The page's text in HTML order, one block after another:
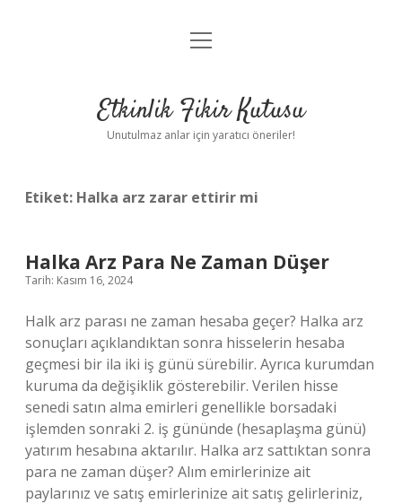
Anasayfa
Yasal Uyarı
menüyü
Etkinlik Fikir Kutusu
Unutulmaz anlar için yaratıcı öneriler!
Etiket: Halka arz zarar ettirir mi
Halka Arz Para Ne Zaman Düşer
Tarih: Kasım 16, 2024
Halk arz parası ne zaman hesaba geçer? Halka arz
sonuçları açıklandıktan sonra hisselerin hesaba
geçmesi bir ila iki iş günü sürebilir. Ayrıca kurumdan
kuruma da değişiklik gösterebilir. Verilen hisse
senedi satın alma emirleri genellikle borsadaki
işlemden sonraki 2. iş gününde (hesaplaşma günü)
yatırım hesabına aktarılır. Halka arz sattıktan sonra
para ne zaman düşer? Alım emirlerinize ait
paylarınız ve satış emirlerinize ait satış gelirleriniz,